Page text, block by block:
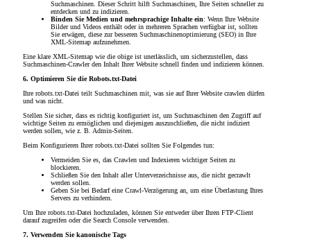
Suchmaschinen. Dieser Schritt hilft Suchmaschinen, Ihre Seiten schneller zu
entdecken und zu indizieren.
Binden Sie Medien und mehrsprachige Inhalte ein: Wenn Ihre Website
Bilder und Videos enthält oder in mehreren Sprachen verfügbar ist, sollten
Sie erwägen, diese zur besseren Suchmaschinenoptimierung (SEO) in Ihre
XML-Sitemap aufzunehmen.
Eine klare XML-Sitemap wie die obige ist unerlässlich, um sicherzustellen, dass
Suchmaschinen-Crawler den Inhalt Ihrer Website schnell finden und indizieren können.
6. Optimieren Sie die Robots.txt-Datei
Ihre robots.txt-Datei teilt Suchmaschinen mit, was sie auf Ihrer Website crawlen dürfen
und was nicht.
Stellen Sie sicher, dass es richtig konfiguriert ist, um Suchmaschinen den Zugriff auf
wichtige Seiten zu ermöglichen und diejenigen auszuschließen, die nicht indiziert
werden sollen, wie z. B. Admin-Seiten.
Beim Konfigurieren Ihrer robots.txt-Datei sollten Sie Folgendes tun:
Vermeiden Sie es, das Crawlen und Indexieren wichtiger Seiten zu
blockieren.
Schließen Sie den Inhalt aller Unterverzeichnisse aus, die nicht gecrawlt
werden sollen.
Geben Sie bei Bedarf eine Crawl-Verzögerung an, um eine Überlastung Ihres
Servers zu verhindern.
Um Ihre robots.txt-Datei hochzuladen, können Sie entweder über Ihren FTP-Client
darauf zugreifen oder die Search Console verwenden.
7. Verwenden Sie kanonische Tags